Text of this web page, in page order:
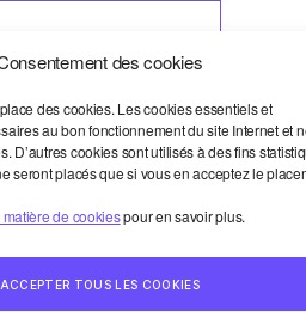
des cookies
des cookies. Les cookies essentiels et
au bon fonctionnement du site Internet et
D’autres cookies sont utilisés à des fins
seront placés que si vous en acceptez le
de cookiespour en savoir plus.
ACCEPTER TOUS LES COOKIES